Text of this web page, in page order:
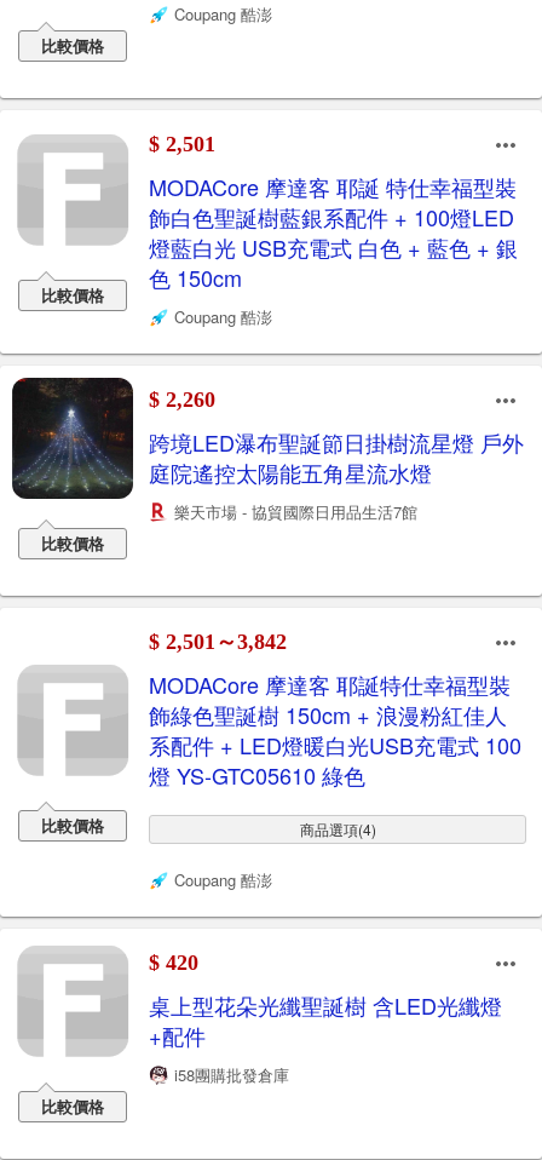
比較價格
Coupang 酷澎
比較價格
$ 2,501
MODACore 摩達客 耶誕 特仕幸福型裝
飾白色聖誕樹藍銀系配件 + 100燈LED
燈藍白光 USB充電式 白色 + 藍色 + 銀
色 150cm
Coupang 酷澎
比較價格
$ 2,260
跨境LED瀑布聖誕節日掛樹流星燈 戶外
庭院遙控太陽能五角星流水燈
樂天市場 - 協貿國際日用品生活7館
比較價格
$ 2,501～3,842
MODACore 摩達客 耶誕特仕幸福型裝
飾綠色聖誕樹 150cm + 浪漫粉紅佳人
系配件 + LED燈暖白光USB充電式 100
燈 YS-GTC05610 綠色
商品選項(4)
Coupang 酷澎
比較價格
$ 420
桌上型花朵光纖聖誕樹 含LED光纖燈
+配件
i58團購批發倉庫